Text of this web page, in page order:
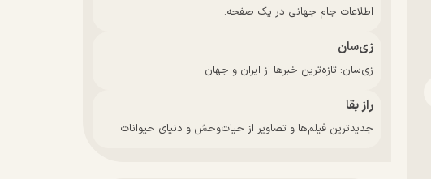
اطلاعات جام جهانی در یک صفحه.
زی‌سان
زی‌سان: تازه‌ترین خبرها از ایران و جهان
راز بقا
جدیدترین فیلم‌ها و تصاویر از حیات‌وحش و دنیای حیوانات